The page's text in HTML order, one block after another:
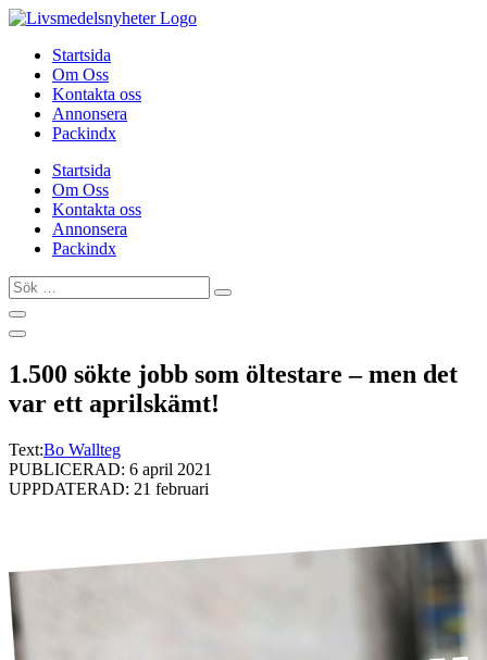
Hoppa
innehållStartsida
Om Oss
Kontakta oss
Annonsera
Packindx
Startsida
Om Oss
Kontakta oss
Annonsera
Packindx
Sök
…
1.500 sökte jobb som öltestare – men det
var ett aprilskämt!
Text:Bo Wallteg
PUBLICERAD: 6 april 2021
UPPDATERAD: 21 februari